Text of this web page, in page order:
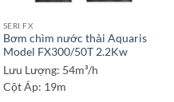
SERI FX
Bơm chìm nước thải Aquaris
Model FX300/50T 2.2Kw
Lưu Lượng: 54m³/h
Cột Áp: 19m